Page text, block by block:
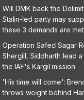
Will DMK back the
Stalin-led party may
these 3 demands are met
Operation Safed Sagar
Shergill, Siddharth lead
the IAF's Kargil mission
'His time will come':
throws weight behind